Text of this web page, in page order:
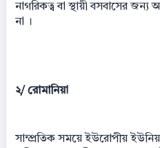
নাগরিকত্ব বা স্থায়ী বসবাসের
না ।
২/ রোমানিয়া
সাম্প্রতিক সময়ে ইউরোপীয়